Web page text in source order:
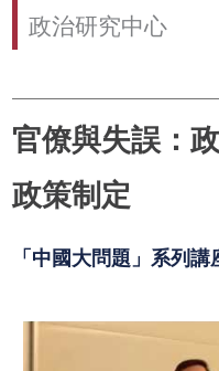
政治研究中心
官僚與失誤：
政策制定
「中國大問題」系列